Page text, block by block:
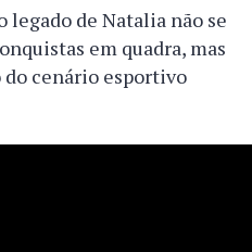
legado de Natalia não se
em quadra, mas
cenário esportivo